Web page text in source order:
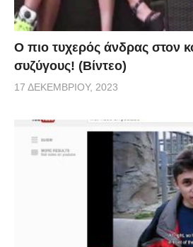
Ο πιο τυχερός άνδρας στον
συζύγους! (Βίντεο)
17 ΔΕΚΕΜΒΡΊΟΥ, 2023